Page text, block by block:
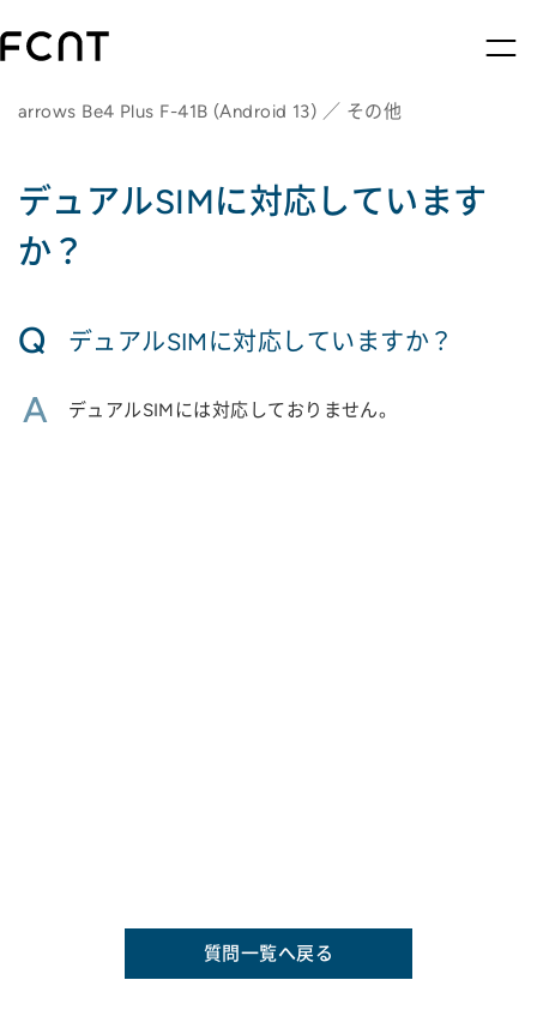
arrows Be4 Plus F-41B (Android 13) ／ その他
デュアルSIMに対応しています
か？
Q デュアルSIMに対応していますか？
A デュアルSIMには対応しておりません。
質問一覧へ戻る